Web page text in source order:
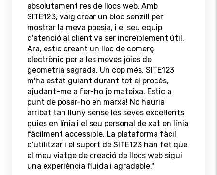
absolutament res de llocs web. Amb
SITE123, vaig crear un bloc senzill per
mostrar la meva poesia, i el seu equip
d'atenció al client va ser increïblement útil.
Ara, estic creant un lloc de comerç
electrònic per a les meves joies de
geometria sagrada. Un cop més, SITE123
m'ha estat guiant durant tot el procés,
ajudant-me a fer-ho jo mateixa. Estic a
punt de posar-ho en marxa! No hauria
arribat tan lluny sense les seves excel·lents
guies en línia i el seu personal de xat en línia
fàcilment accessible. La plataforma fàcil
d'utilitzar i el suport de SITE123 han fet que
el meu viatge de creació de llocs web sigui
una experiència fluida i agradable."